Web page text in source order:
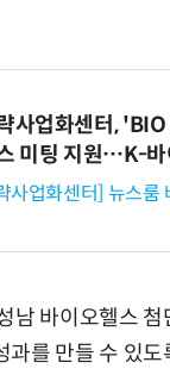
사업화센터,
미팅 지원…K-바
사업화센터] 뉴스룸
남 바이오헬스
를 만들 수 있